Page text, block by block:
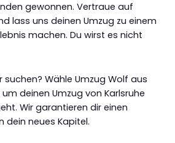
gewonnen. Vertraue auf
lass uns deinen Umzug zu einem
machen. Du wirst es nicht
suchen? Wähle Umzug Wolf aus
deinen Umzug von Karlsruhe
Wir garantieren dir einen
dein neues Kapitel.